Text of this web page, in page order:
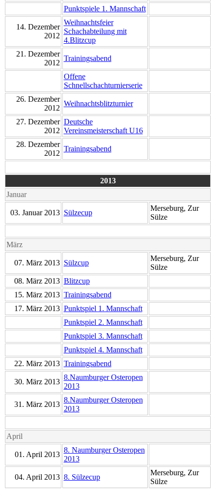
Punktspiele 1. Mannschaft
14. Dezember
2012
Weihnachtsfeier
Schachabteilung mit
4.Blitzcup
21. Dezember
2012
Trainingsabend
Offene
Schnellschachturnierserie
26. Dezember
2012
Weihnachtsblitzturnier
27. Dezember
2012
Deutsche
Vereinsmeisterschaft U16
28. Dezember
2012
Trainingsabend
2013
Januar
03. Januar 2013 Sülzecup
Merseburg, Zur
Sülze
März
07. März 2013 Sülzcup
Merseburg, Zur
Sülze
08. März 2013 Blitzcup
15. März 2013 Trainingsabend
17. März 2013 Punktspiel 1. Mannschaft
Punktspiel 2. Mannschaft
Punktspiel 3. Mannschaft
Punktspiel 4. Mannschaft
22. März 2013 Trainingsabend
30. März 2013
8.Naumburger Osteropen
2013
31. März 2013
8.Naumburger Osteropen
2013
April
01. April 2013
8. Naumburger Osteropen
2013
04. April 2013 8. Sülzecup
Merseburg, Zur
Sülze